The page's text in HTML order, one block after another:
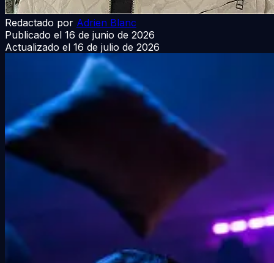
Redactado por Adrien Blanc
Publicado el 16 de junio de 2026
Actualizado el 16 de julio de 2026